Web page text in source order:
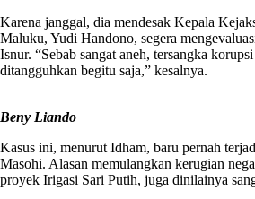
Karena janggal, dia mendesak Kepala
Maluku, Yudi Handono, segera
Isnur. “Sebab sangat aneh, tersangka
ditangguhkan begitu saja,” kesalnya.
Beny Liando
Kasus ini, menurut Idham, baru pernah
Masohi. Alasan memulangkan kerugian
proyek Irigasi Sari Putih, juga dinilainya